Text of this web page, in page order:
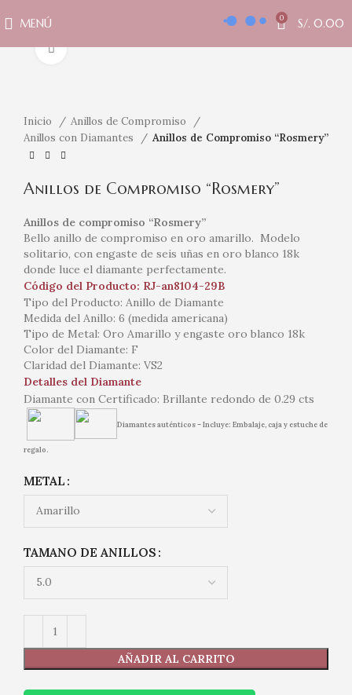
MENÚ 0 S/. 0.00
Clic para ampliar
Inicio
Anillos de Compromiso
Anillos con Diamantes
Anillos de Compromiso “Rosmery”
Anillos de Compromiso “Rosmery”
Anillos de compromiso “Rosmery”
Bello anillo de compromiso en oro amarillo. Modelo
solitario, con engaste de seis uñas en oro blanco 18k
donde luce el diamante perfectamente.
Código del Producto: RJ-an8104-29B
Tipo del Producto: Anillo de Diamante
Medida del Anillo: 6 (medida americana)
Tipo de Metal: Oro Amarillo y engaste oro blanco 18k
Color del Diamante: F
Claridad del Diamante: VS2
Detalles del Diamante
Diamante con Certificado: Brillante redondo de 0.29 cts
Diamantes auténticos – Incluye: Embalaje, caja y estuche de
regalo.
METAL
TAMANO DE ANILLOS
AÑADIR AL CARRITO